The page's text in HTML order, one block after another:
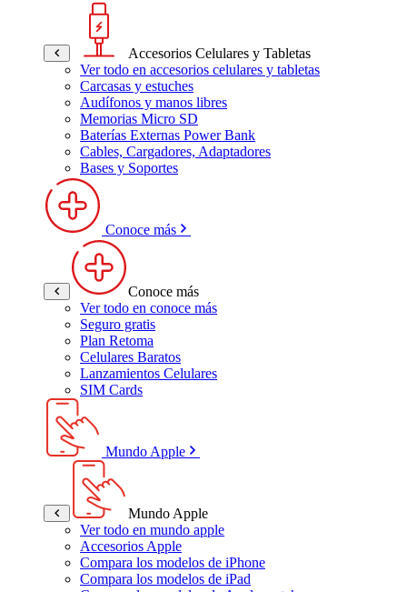
Accesorios Celulares y Tabletas
Ver todo en accesorios celulares y tabletas
Carcasas y estuches
Audífonos y manos libres
Memorias Micro SD
Baterías Externas Power Bank
Cables, Cargadores, Adaptadores
Bases y Soportes
Conoce más
Conoce más
Ver todo en conoce más
Seguro gratis
Plan Retoma
Celulares Baratos
Lanzamientos Celulares
SIM Cards
Mundo Apple
Mundo Apple
Ver todo en mundo apple
Accesorios Apple
Compara los modelos de iPhone
Compara los modelos de iPad